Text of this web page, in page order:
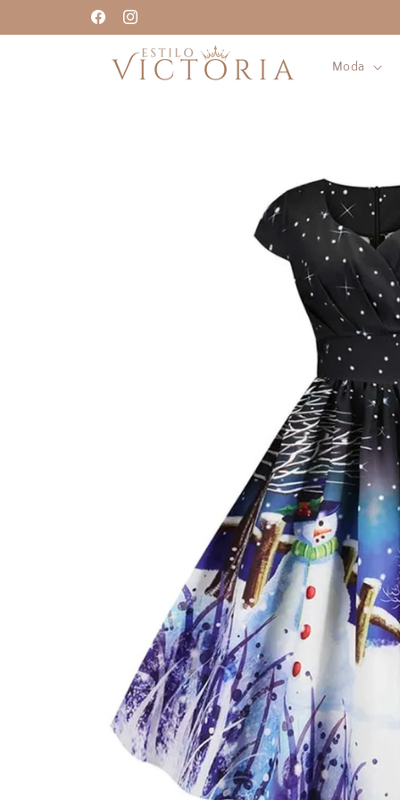
directamente
al contenido
FacebookInstagram
Moda